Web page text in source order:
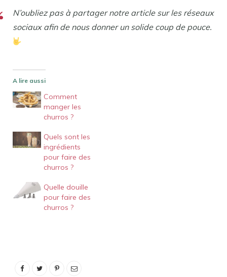
N’oubliez pas à partager notre article sur les réseaux
sociaux afin de nous donner un solide coup de pouce.
A lire aussi
Comment
manger les
churros ?
Quels sont les
ingrédients
pour faire des
churros ?
Quelle douille
pour faire des
churros ?